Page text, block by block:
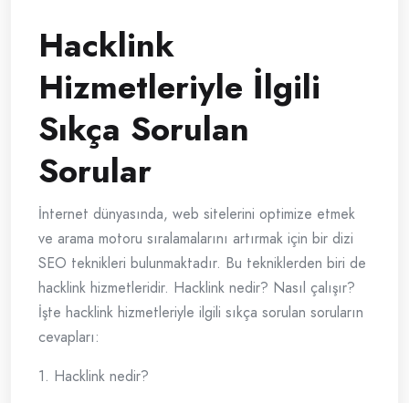
Hacklink
Hizmetleriyle İlgili
Sıkça Sorulan
Sorular
İnternet dünyasında, web sitelerini optimize etmek
ve arama motoru sıralamalarını artırmak için bir dizi
SEO teknikleri bulunmaktadır. Bu tekniklerden biri de
hacklink hizmetleridir. Hacklink nedir? Nasıl çalışır?
İşte hacklink hizmetleriyle ilgili sıkça sorulan soruların
cevapları:
1. Hacklink nedir?